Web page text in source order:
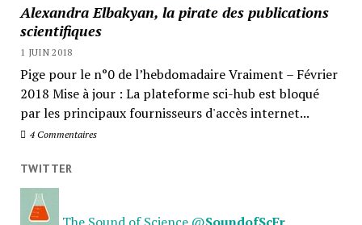
Alexandra Elbakyan, la pirate des publications
scientifiques
1 JUIN 2018
Pige pour le n°0 de l’hebdomadaire Vraiment – Février
2018 Mise à jour : La plateforme sci-hub est bloqué
par les principaux fournisseurs d'accès internet...
4 Commentaires
TWITTER